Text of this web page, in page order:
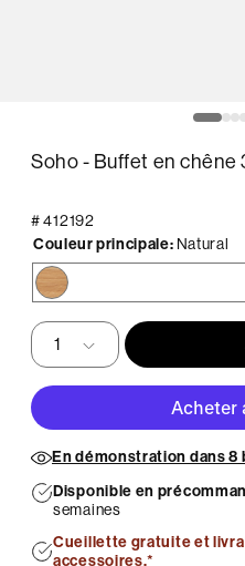
Soho - Buffet en chêne
#412192
Couleur principale: Natural
Natural
En démonstration dans 8
Disponible en
semaines
Cueillette gratuite et
accessoires.*